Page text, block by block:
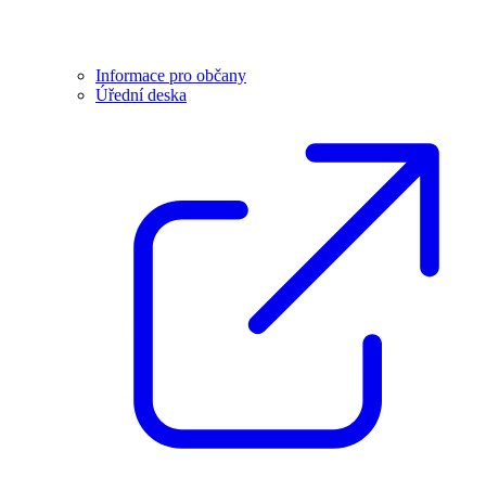
Informace pro občany
Úřední deska